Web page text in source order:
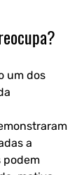
um dos
a
podem